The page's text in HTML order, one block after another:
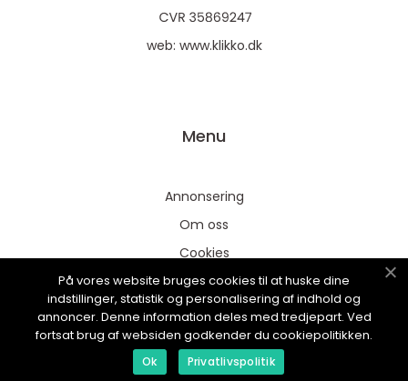
web: www.klikko.dk
Menu
Annonsering
Om oss
Cookies
Kontakta oss
Sitemap
På vores website bruges cookies til at huske dine
indstillinger, statistik og personalisering af indhold og
annoncer. Denne information deles med tredjepart. Ved
fortsat brug af websiden godkender du cookiepolitikken.
Ok Privatlivspolitik